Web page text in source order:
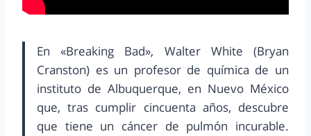
En «Breaking Bad», Walter White (Bryan
Cranston) es un profesor de química de un
instituto de Albuquerque, en Nuevo México
que, tras cumplir cincuenta años, descubre
que tiene un cáncer de pulmón incurable.